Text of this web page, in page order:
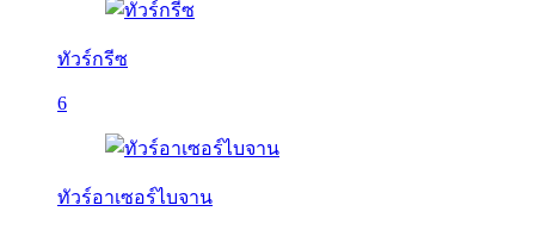
ทัวร์กรีซ
6
ทัวร์อาเซอร์ไบจาน